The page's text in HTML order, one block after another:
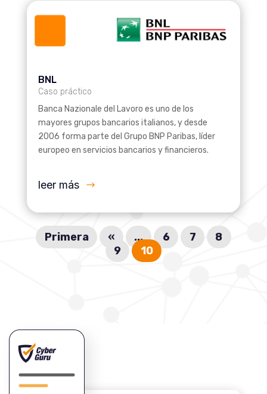
BNL
Caso práctico
Banca Nazionale del Lavoro es uno de los
mayores grupos bancarios italianos, y desde
2006 forma parte del Grupo BNP Paribas, líder
europeo en servicios bancarios y financieros.
leer más
Primera « ... 6 7
8
9
10